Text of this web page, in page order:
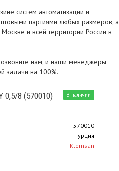
систем автоматизации и
партиями любых размеров, а
и всей территории России в
нам, и наши менеджеры
задачи на 100%.
В наличии
0,5/8 (570010)
570010
Турция
Klemsan